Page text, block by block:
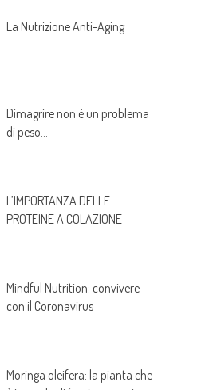
La Nutrizione Anti-Aging
Dimagrire non è un problema
di peso…
L’IMPORTANZA DELLE
PROTEINE A COLAZIONE
Mindful Nutrition: convivere
con il Coronavirus
Moringa oleifera: la pianta che